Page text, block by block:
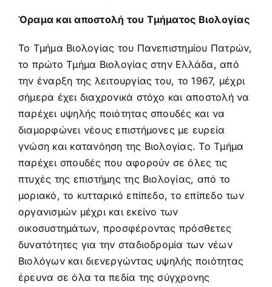
Όραμα και αποστολή του Τμήματος Βιολογίας
Το Τμήμα Βιολογίας του Πανεπιστημίου Πατρών,
το πρώτο Τμήμα Βιολογίας στην Ελλάδα, από
την έναρξη της λειτουργίας του, το 1967, μέχρι
σήμερα έχει διαχρονικά στόχο και αποστολή να
παρέχει υψηλής ποιότητας σπουδές και να
διαμορφώνει νέους επιστήμονες με ευρεία
γνώση και κατανόηση της Βιολογίας. Το Τμήμα
παρέχει σπουδές που αφορούν σε όλες τις
πτυχές της επιστήμης της Βιολογίας, από το
μοριακό, το κυτταρικό επίπεδο, το επίπεδο των
οργανισμών μέχρι και εκείνο των
οικοσυστημάτων, προσφέροντας πρόσθετες
δυνατότητες για την σταδιοδρομία των νέων
Βιολόγων και διενεργώντας υψηλής ποιότητας
έρευνα σε όλα τα πεδία της σύγχρονης